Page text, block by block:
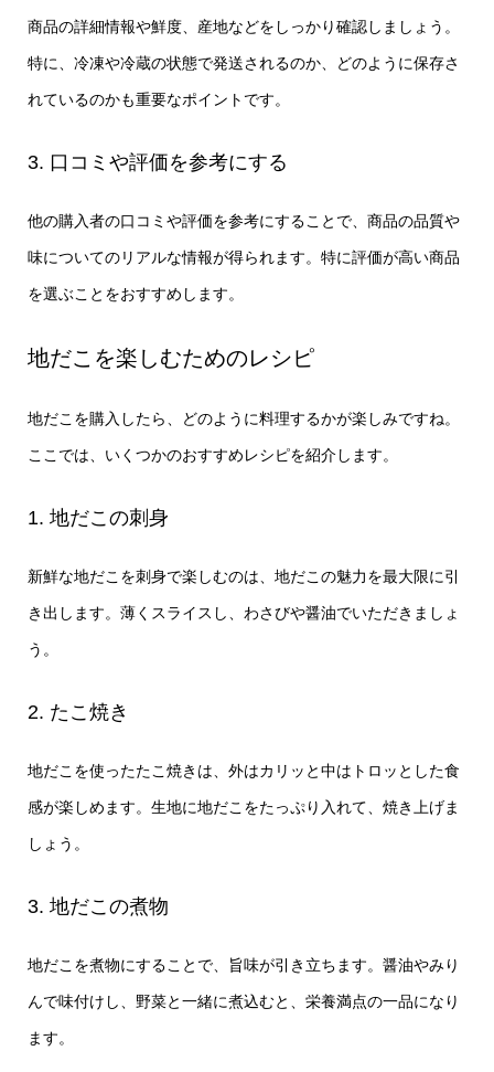
商品の詳細情報や鮮度、産地などをしっかり確認しましょう。
特に、冷凍や冷蔵の状態で発送されるのか、どのように保存さ
れているのかも重要なポイントです。
3. 口コミや評価を参考にする
他の購入者の口コミや評価を参考にすることで、商品の品質や
味についてのリアルな情報が得られます。特に評価が高い商品
を選ぶことをおすすめします。
地だこを楽しむためのレシピ
地だこを購入したら、どのように料理するかが楽しみですね。
ここでは、いくつかのおすすめレシピを紹介します。
1. 地だこの刺身
新鮮な地だこを刺身で楽しむのは、地だこの魅力を最大限に引
き出します。薄くスライスし、わさびや醤油でいただきましょ
う。
2. たこ焼き
地だこを使ったたこ焼きは、外はカリッと中はトロッとした食
感が楽しめます。生地に地だこをたっぷり入れて、焼き上げま
しょう。
3. 地だこの煮物
地だこを煮物にすることで、旨味が引き立ちます。醤油やみり
んで味付けし、野菜と一緒に煮込むと、栄養満点の一品になり
ます。